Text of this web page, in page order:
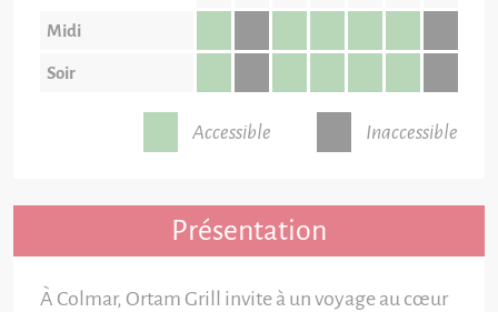
Midi
Soir
Accessible Inaccessible
Présentation
À Colmar, Ortam Grill invite à un voyage au cœur